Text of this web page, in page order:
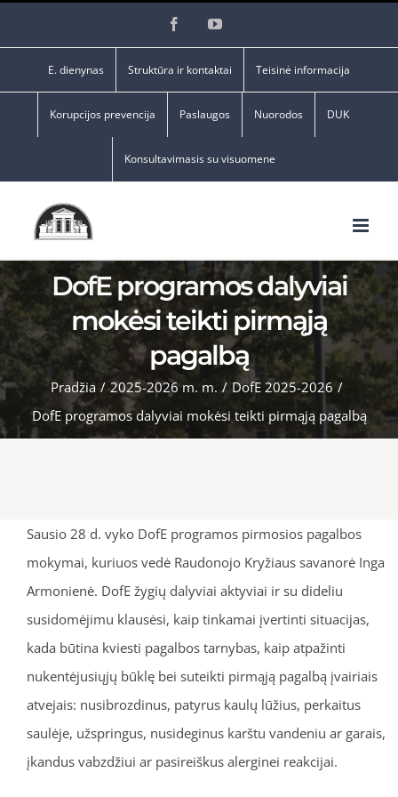
FacebookYouTube
E. dienynas Struktūra ir kontaktai Teisinė informacija
Korupcijos prevencija Paslaugos Nuorodos DUK
Konsultavimasis su visuomene
DofE programos dalyviai
mokėsi teikti pirmąją
pagalbą
Pradžia / 2025-2026 m. m. / DofE 2025-2026 /
DofE programos dalyviai mokėsi teikti pirmąją pagalbą
Sausio 28 d. vyko DofE programos pirmosios pagalbos
mokymai, kuriuos vedė Raudonojo Kryžiaus savanorė Inga
Armonienė. DofE žygių dalyviai aktyviai ir su dideliu
susidomėjimu klausėsi, kaip tinkamai įvertinti situacijas,
kada būtina kviesti pagalbos tarnybas, kaip atpažinti
nukentėjusiųjų būklę bei suteikti pirmąją pagalbą įvairiais
atvejais: nusibrozdinus, patyrus kaulų lūžius, perkaitus
saulėje, užspringus, nusideginus karštu vandeniu ar garais,
įkandus vabzdžiui ar pasireiškus alerginei reakcijai.